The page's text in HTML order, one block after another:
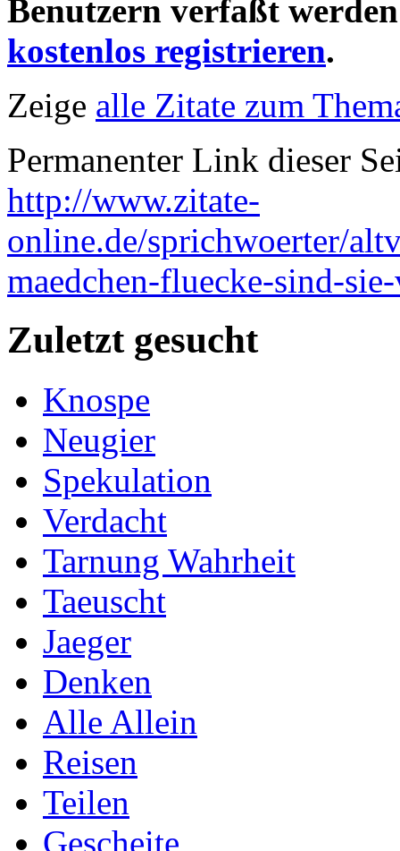
Benutzern verfaßt
kostenlos registrieren.
Zeige alle Zitate zum
Permanenter Link dieser
http://www.zitate-
online.de/sprichwoerter/
maedchen-fluecke-sind-
Zuletzt gesucht
Knospe
Neugier
Spekulation
Verdacht
Tarnung Wahrheit
Taeuscht
Jaeger
Denken
Alle Allein
Reisen
Teilen
Gescheite